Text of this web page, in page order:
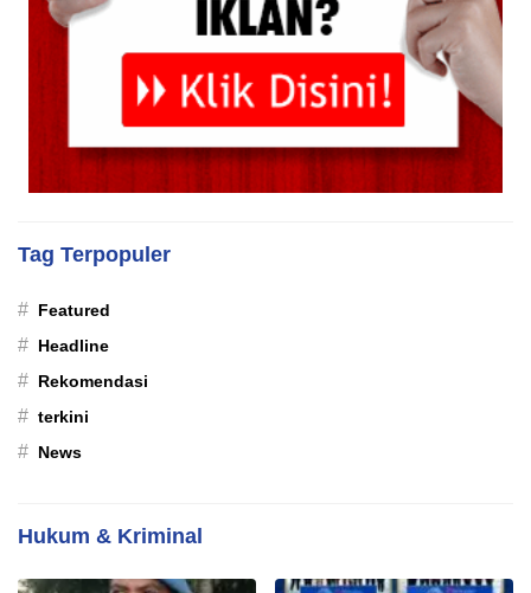
Tag Terpopuler
# Featured
# Headline
# Rekomendasi
# terkini
# News
Hukum & Kriminal